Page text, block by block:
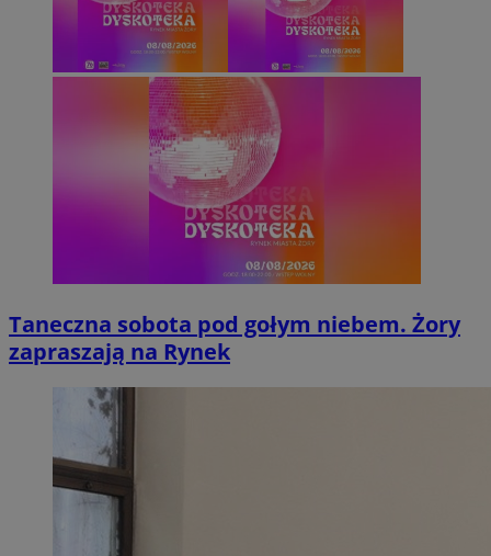
Taneczna sobota pod gołym niebem. Żory
zapraszają na Rynek